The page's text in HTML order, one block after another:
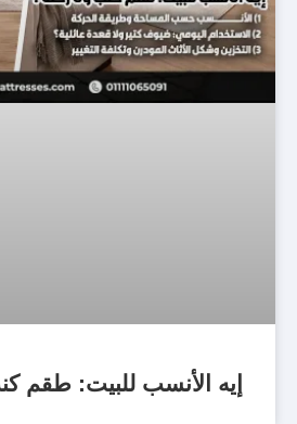
إيه الأنسب للبيت: طقم